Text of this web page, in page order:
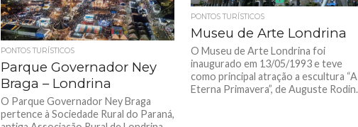
PONTOS TURÍSTICOS
Parque Governador Ney
Braga – Londrina
O Parque Governador Ney Braga
pertence à Sociedade Rural do Paraná,
PONTOS TURÍSTICOS
Museu de Arte Londrina
O Museu de Arte Londrina foi
inaugurado em 13/05/1993 e teve
como principal atração a escultura “A
Eterna Primavera”, de Auguste